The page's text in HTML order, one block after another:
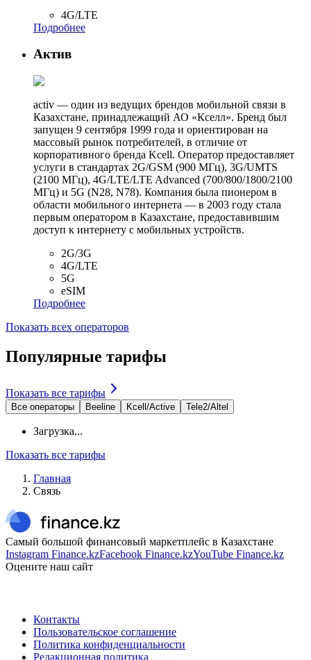
4G/LTE
Подробнее
Актив
activ — один из ведущих брендов мобильной связи в
Казахстане, принадлежащий АО «Кселл». Бренд был
запущен 9 сентября 1999 года и ориентирован на
массовый рынок потребителей, в отличие от
корпоративного бренда Kcell. Оператор предоставляет
услуги в стандартах 2G/GSM (900 МГц), 3G/UMTS
(2100 МГц), 4G/LTE/LTE Advanced (700/800/1800/2100
МГц) и 5G (N28, N78). Компания была пионером в
области мобильного интернета — в 2003 году стала
первым оператором в Казахстане, предоставившим
доступ к интернету с мобильных устройств.
2G/3G
4G/LTE
5G
eSIM
Подробнее
Показать всех операторов
Популярные тарифы
Показать все тарифы
Все операторы Beeline Kcell/Active Tele2/Altel
Загрузка...
Показать все тарифы
Главная
Связь
Самый большой финансовый маркетплейс в Казахстане
Instagram Finance.kzFacebook Finance.kzYouTube Finance.kz
Оцените наш сайт
Контакты
Пользовательское соглашение
Политика конфиденциальности
Редакционная политика